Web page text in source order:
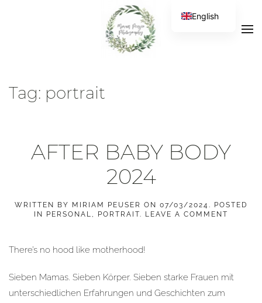
Tag: portrait
AFTER BABY BODY
2024
WRITTEN BY MIRIAM PEUSER ON 07/03/2024. POSTED
IN
PERSONAL , PORTRAIT. LEAVE A COMMENT
There’s no hood like motherhood!
Sieben Mamas. Sieben Körper. Sieben starke Frauen mit
unterschiedlichen Erfahrungen und Geschichten zum
English